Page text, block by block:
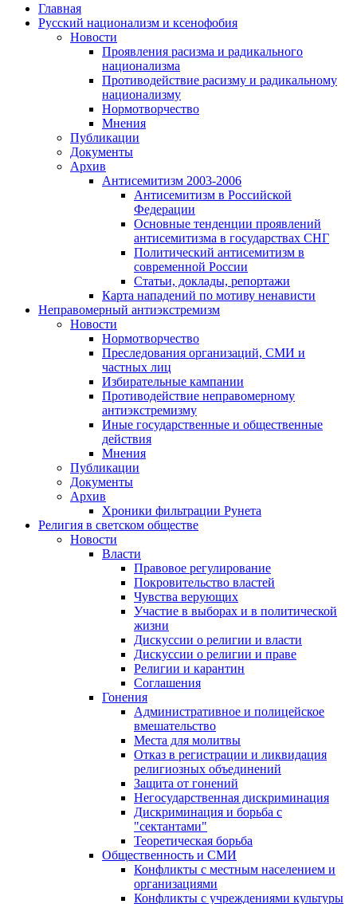
Главная
Русский национализм и ксенофобия
Новости
Проявления расизма и радикального
национализма
Противодействие расизму и радикальному
национализму
Нормотворчество
Мнения
Публикации
Документы
Архив
Антисемитизм 2003-2006
Антисемитизм в Российской
Федерации
Основные тенденции проявлений
антисемитизма в государствах СНГ
Политический антисемитизм в
современной России
Статьи, доклады, репортажи
Карта нападений по мотиву ненависти
Неправомерный антиэкстремизм
Новости
Нормотворчество
Преследования организаций, СМИ и
частных лиц
Избирательные кампании
Противодействие неправомерному
антиэкстремизму
Иные государственные и общественные
действия
Мнения
Публикации
Документы
Архив
Хроники фильтрации Рунета
Религия в светском обществе
Новости
Власти
Правовое регулирование
Покровительство властей
Чувства верующих
Участие в выборах и в политической
жизни
Дискуссии о религии и власти
Дискуссии о религии и праве
Религии и карантин
Соглашения
Гонения
Административное и полицейское
вмешательство
Места для молитвы
Отказ в регистрации и ликвидация
религиозных объединений
Защита от гонений
Негосударственная дискриминация
Дискриминация и борьба с
"сектантами"
Теоретическая борьба
Общественность и СМИ
Конфликты с местным населением и
организациями
Конфликты с учреждениями культуры